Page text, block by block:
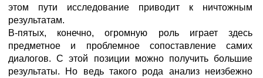
этом пути исследование приводит к ничтожным
результатам.
В-пятых, конечно, огромную роль играет здесь
предметное и проблемное сопоставление самих
диалогов. С этой позиции можно получить большие
результаты. Но ведь такого рода анализ неизбежно